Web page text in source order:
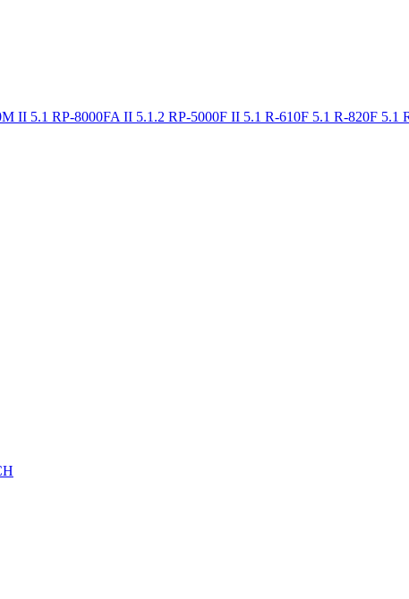
II 5.1 RP-8000FA II 5.1.2 RP-5000F II 5.1 R-610F 5.1 R-820F 5.1